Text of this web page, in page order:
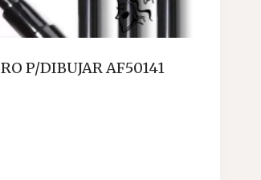
P/DIBUJAR AF50141